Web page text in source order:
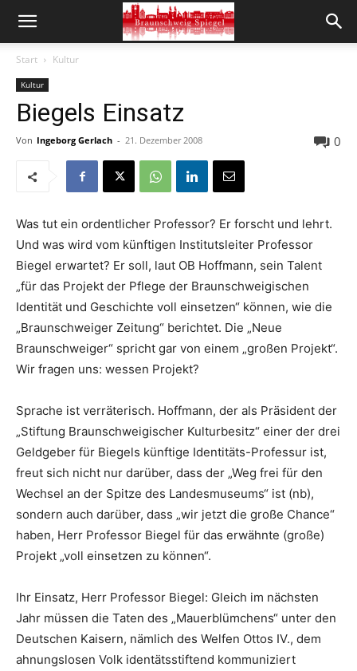
Start Kultur
Kultur
Biegels Einsatz
Von Ingeborg Gerlach - 21. Dezember 2008 0
Was tut ein ordentlicher Professor? Er forscht und lehrt.
Und was wird vom künftigen Institutsleiter Professor
Biegel erwartet? Er soll, laut OB Hoffmann, sein Talent
„für das Projekt der Pflege der Braunschweigischen
Identität und Geschichte voll einsetzen“ können, wie die
„Braunschweiger Zeitung“ berichtet. Die „Neue
Braunschweiger“ spricht gar von einem „großen Projekt“.
Wir fragen uns: wessen Projekt?
Sprache ist verräterisch. Hoffmann, der als Präsident der
„Stiftung Braunschweigischer Kulturbesitz“ einer der drei
Geldgeber für Biegels künftige Identitäts-Professur ist,
freut sich nicht nur darüber, dass der „Weg frei für den
Wechsel an der Spitze des Landesmuseums“ ist (nb),
sondern auch darüber, dass „wir jetzt die große Chance“
haben, Herr Professor Biegel für das erwähnte (große)
Projekt „voll einsetzen zu können“.
Ihr Einsatz, Herr Professor Biegel: Gleich im nächsten
Jahr müssen die Taten des „Mauerblümchens“ unter den
Deutschen Kaisern, nämlich des Welfen Ottos IV., dem
ahnungslosen Volk identätsstiftend kommuniziert